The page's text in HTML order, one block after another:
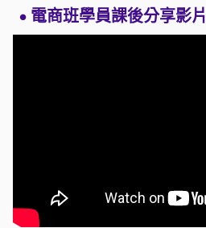
● 電商班學員課後分享影片